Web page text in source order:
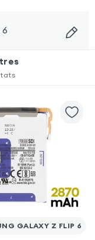
GALAXY Z FLIP 6